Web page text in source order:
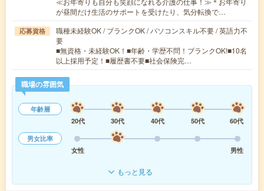
が昼間だけ生活のサポートを受けたり、気分転換で…
応募資格
職種未経験OK / ブランクOK / パソコンスキル不要 / 英語力不
要
■無資格・未経験OK！■年齢・学歴不問！ブランクOK!■10名
以上採用予定！■履歴書不要■社会保険完…
職場の雰囲気
年齢層
20代
30代 40代 50代
60代
男女比率
女性
男性
もっと見る